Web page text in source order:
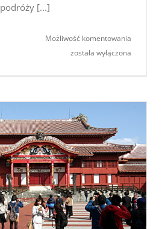
[...]
Możliwość komentowania
została wyłączona